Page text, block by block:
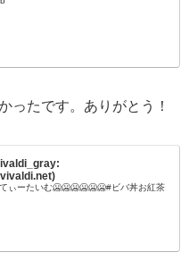
ったです。ありがとう！
ぃーたいむ🥶🥶🥶🥶🥶🥶#ビバ丼お紅茶